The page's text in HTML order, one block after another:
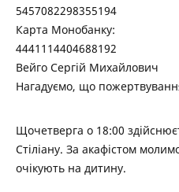
5457082298355194
Карта Монобанку:
4441114404688192
Вейго Сергій Михайлович
Нагадуємо, що
Щочетверга о 18:00
Стіліану. За акафістом
очікують на дитину.